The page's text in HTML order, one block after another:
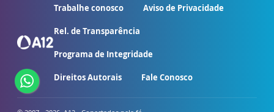
Trabalhe conosco Aviso de Privacidade
Rel. de Transparência
Programa de Integridade
Direitos Autorais Fale Conosco